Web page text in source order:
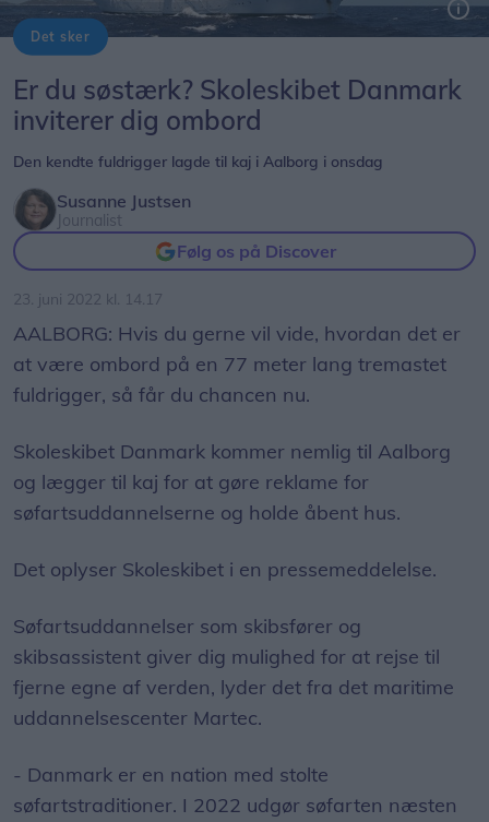
Det sker
Er du søstærk? Skoleskibet Danmark
inviterer dig ombord
Den kendte fuldrigger lagde til kaj i Aalborg i onsdag
Susanne Justsen
Journalist
Følg os på Discover
23. juni 2022 kl. 14.17
AALBORG: Hvis du gerne vil vide, hvordan det er
at være ombord på en 77 meter lang tremastet
fuldrigger, så får du chancen nu.
Skoleskibet Danmark kommer nemlig til Aalborg
og lægger til kaj for at gøre reklame for
søfartsuddannelserne og holde åbent hus.
Det oplyser Skoleskibet i en pressemeddelelse.
Søfartsuddannelser som skibsfører og
skibsassistent giver dig mulighed for at rejse til
fjerne egne af verden, lyder det fra det maritime
uddannelsescenter Martec.
- Danmark er en nation med stolte
søfartstraditioner. I 2022 udgør søfarten næsten